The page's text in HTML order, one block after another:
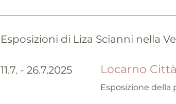
Esposizioni di Liza Scianni nella
11.7. - 26.7.2025 Locarno
Esposizione della